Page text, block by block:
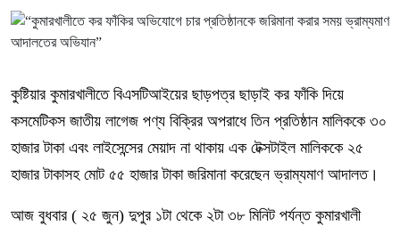
কুষ্টিয়ার কুমারখালীতে বিএসটিআইয়েরছাড়পত্র ছাড়াই কর ফাঁকি দিয়ে
কসমেটিকস জাতীয় লাগেজ পণ্য বিক্রির অপরাধে তিন প্রতিষ্ঠান মালিককে ৩০
হাজার টাকা এবং লাইসেন্সের মেয়াদ না থাকায় এক টেক্সটাইল মালিককে ২৫
হাজার টাকাসহ মোট ৫৫ হাজার টাকা জরিমানা করেছেন ভ্রাম্যমাণ আদালত।
আজ বুধবার ( ২৫ জুন) দুপুর ১টা থেকে ২টা ৩৮ মিনিট পর্যন্ত কুমারখালী